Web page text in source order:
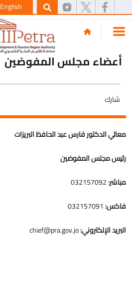
English
أعضاء مجلس المفوضين
شارك
معالي الدكتور فارس عبد الحافظ البريزات
رئيس مجلس المفوضين
مباشر:
فاكس:
البريد الإلكتروني:chief@pra.gov.jo